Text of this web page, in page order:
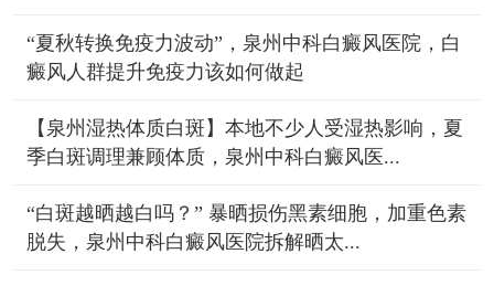
“夏秋转换免疫力波动”，泉州中科白癜风医院，白
癜风人群提升免疫力该如何做起
【泉州湿热体质白斑】本地不少人受湿热影响，夏
季白斑调理兼顾体质，泉州中科白癜风医...
“白斑越晒越白吗？” 暴晒损伤黑素细胞，加重色素
脱失，泉州中科白癜风医院拆解晒太...